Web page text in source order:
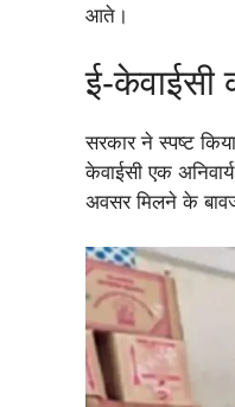
आते।
ई-केवाईसी
सरकार ने स्पष्ट
केवाईसी एक
अवसर मिलने के